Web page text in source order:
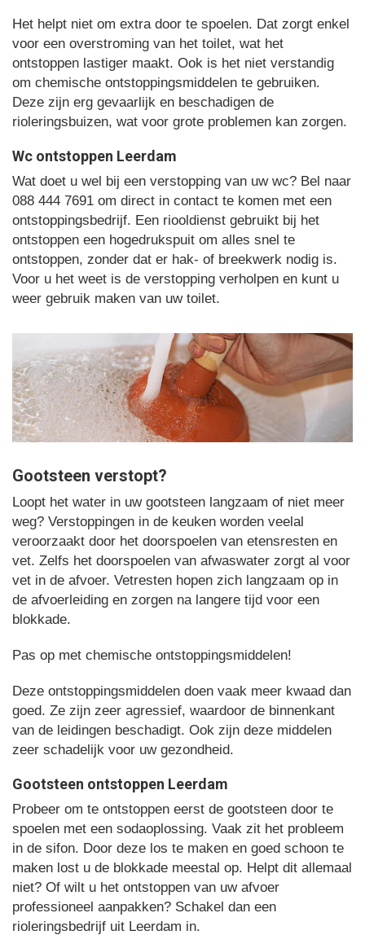
Het helpt niet om extra door te spoelen. Dat zorgt enkel
voor een overstroming van het toilet, wat het
ontstoppen lastiger maakt. Ook is het niet verstandig
om chemische ontstoppingsmiddelen te gebruiken.
Deze zijn erg gevaarlijk en beschadigen de
rioleringsbuizen, wat voor grote problemen kan zorgen.
Wc ontstoppen Leerdam
Wat doet u wel bij een verstopping van uw wc? Bel naar
088 444 7691 om direct in contact te komen met een
ontstoppingsbedrijf. Een riooldienst gebruikt bij het
ontstoppen een hogedrukspuit om alles snel te
ontstoppen, zonder dat er hak- of breekwerk nodig is.
Voor u het weet is de verstopping verholpen en kunt u
weer gebruik maken van uw toilet.
Gootsteen verstopt?
Loopt het water in uw gootsteen langzaam of niet meer
weg? Verstoppingen in de keuken worden veelal
veroorzaakt door het doorspoelen van etensresten en
vet. Zelfs het doorspoelen van afwaswater zorgt al voor
vet in de afvoer. Vetresten hopen zich langzaam op in
de afvoerleiding en zorgen na langere tijd voor een
blokkade.
Pas op met chemische ontstoppingsmiddelen!
Deze ontstoppingsmiddelen doen vaak meer kwaad dan
goed. Ze zijn zeer agressief, waardoor de binnenkant
van de leidingen beschadigt. Ook zijn deze middelen
zeer schadelijk voor uw gezondheid.
Gootsteen ontstoppen Leerdam
Probeer om te ontstoppen eerst de gootsteen door te
spoelen met een sodaoplossing. Vaak zit het probleem
in de sifon. Door deze los te maken en goed schoon te
maken lost u de blokkade meestal op. Helpt dit allemaal
niet? Of wilt u het ontstoppen van uw afvoer
professioneel aanpakken? Schakel dan een
rioleringsbedrijf uit Leerdam in.